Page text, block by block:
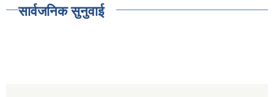
सार्वजनिक सुनुवाई